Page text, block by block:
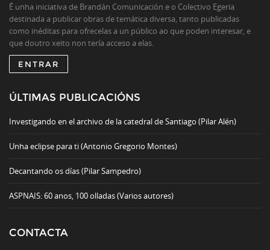
É unha iniciativa de Brandán Comunicación e o Colectivo Egeria
destinada a publicar obras de temática diversa, tanto publicadas
como inéditas para ofrecelas a un público ao que poden interesar, e
que doutro xeito non tería acceso a elas.
ENTRAR
ÚLTIMAS PUBLICACIÓNS
Investigando en el archivo de la catedral de Santiago (Pilar Alén)
Unha eclipse para ti (Antonio Gregorio Montes)
Decantando os días (Pilar Sampedro)
ASPNAIS: 60 anos, 100 olladas (Varios autores)
CONTACTA